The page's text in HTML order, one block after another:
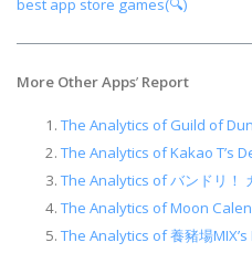
best app store games(🔍)
More Other Apps’ Report
The Analytics of Guild of
The Analytics of Kakao T’s
The Analytics of バンドリ！
The Analytics of Moon
The Analytics of 養豬場MIX’s